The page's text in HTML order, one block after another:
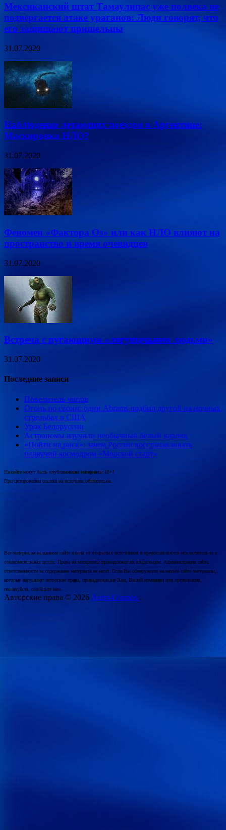
Мексиканский штат Тамаулипас уже полвека не
подвергается атаке ураганов: Люди говорят, что
его защищают пришельцы
31.07.2020
Наблюдение летающих поездов в Аргентине:
Маскировка НЛО?
31.07.2020
Феномен «Фактора Оз» или как НЛО влияют на
пространство и время очевидцев
31.07.2020
Встреча с пугающими «лягушачьими людьми»
31.07.2020
Последние записи
Повелитель чипов
Огонь по своим: один Abrams подбил другой на ночных
стрельбах в США
Урок Белоруссии
Астрономы изучили необычный белый карлик
«Пойти на риск»: зачем России восстанавливать
плавучий космодром «Морской старт»
На сайте могут быть опубликованы материалы 18+!
При цитировании ссылка на источник обязательна.
Все материалы на данном сайте взяты из открытых источников и предоставляются исключительно в
ознакомительных целях. Права на материалы принадлежат их владельцам. Администрация сайта
ответственности за содержание материала не несет. Если Вы обнаружили на нашем сайте материалы,
которые нарушают авторские права, принадлежащие Вам, Вашей компании или организации,
пожалуйста, сообщите нам.
Авторские права © 2026 Astro-Cosmos..